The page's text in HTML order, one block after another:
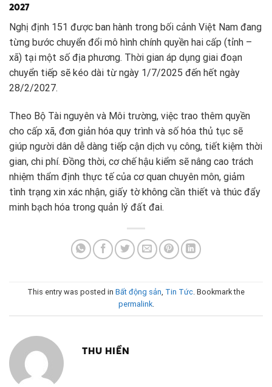
2027
Nghị định 151 được ban hành trong bối cảnh Việt Nam đang
từng bước chuyển đổi mô hình chính quyền hai cấp (tỉnh –
xã) tại một số địa phương. Thời gian áp dụng giai đoạn
chuyển tiếp sẽ kéo dài từ ngày 1/7/2025 đến hết ngày
28/2/2027.
Theo Bộ Tài nguyên và Môi trường, việc trao thêm quyền
cho cấp xã, đơn giản hóa quy trình và số hóa thủ tục sẽ
giúp người dân dễ dàng tiếp cận dịch vụ công, tiết kiệm thời
gian, chi phí. Đồng thời, cơ chế hậu kiểm sẽ nâng cao trách
nhiệm thẩm định thực tế của cơ quan chuyên môn, giảm
tình trạng xin xác nhận, giấy tờ không cần thiết và thúc đẩy
minh bạch hóa trong quản lý đất đai.
This entry was posted in Bất động sản, Tin Tức. Bookmark the
permalink.
THU HIỀN